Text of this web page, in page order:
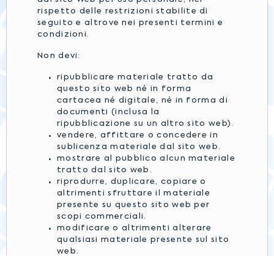
rispetto delle restrizioni stabilite di
seguito e altrove nei presenti termini e
condizioni.
Non devi:
ripubblicare materiale tratto da
questo sito web né in forma
cartacea né digitale, né in forma di
documenti (inclusa la
ripubblicazione su un altro sito web).
vendere, affittare o concedere in
sublicenza materiale dal sito web.
mostrare al pubblico alcun materiale
tratto dal sito web.
riprodurre, duplicare, copiare o
altrimenti sfruttare il materiale
presente su questo sito web per
scopi commerciali.
modificare o altrimenti alterare
qualsiasi materiale presente sul sito
web.